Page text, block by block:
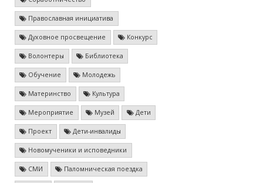
Православная инициатива
Духовное просвещение Конкурс
Волонтеры Библиотека
Обучение Молодежь
Материнство Культура
Мероприятие Музей Дети
Проект Дети-инвалиды
Новомученики и исповедники
СМИ Паломническая поездка